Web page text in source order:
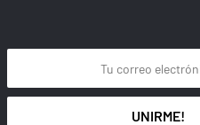
UNIRME!